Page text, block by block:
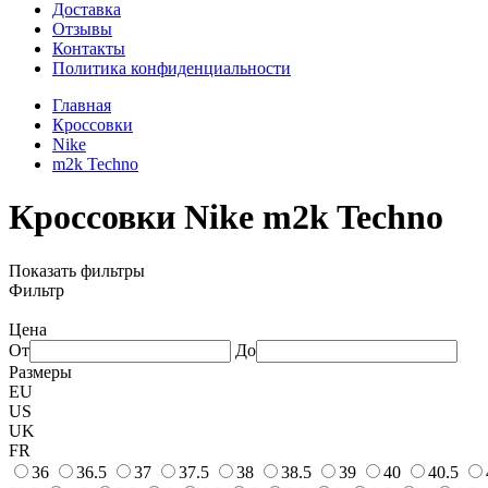
Доставка
Отзывы
Контакты
Политика конфиденциальности
Главная
Кроссовки
Nike
m2k Techno
Кроссовки Nike m2k Techno
Показать фильтры
Фильтр
Цена
От
До
Размеры
EU
US
UK
FR
36
36.5 37 37.5 38 38.5 39 40 40.5